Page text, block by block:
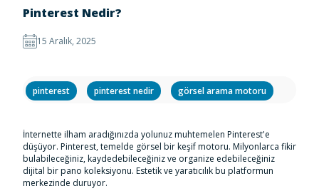
Pinterest Nedir?
15 Aralık, 2025
pinterest pinterest nedir görsel arama motoru
İnternette ilham aradığınızda yolunuz muhtemelen Pinterest'e
düşüyor. Pinterest, temelde görsel bir keşif motoru. Milyonlarca fikir
bulabileceğiniz, kaydedebileceğiniz ve organize edebileceğiniz
dijital bir pano koleksiyonu. Estetik ve yaratıcılık bu platformun
merkezinde duruyor.